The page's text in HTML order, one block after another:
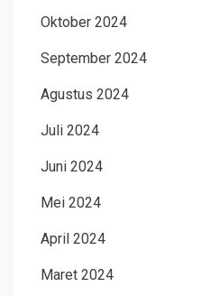
Oktober 2024
September 2024
Agustus 2024
Juli 2024
Juni 2024
Mei 2024
April 2024
Maret 2024